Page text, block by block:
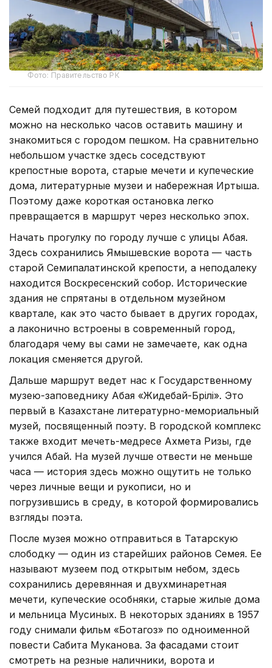
Фото: Правительство РК
Семей подходит для путешествия, в котором
можно на несколько часов оставить машину и
знакомиться с городом пешком. На сравнительно
небольшом участке здесь соседствуют
крепостные ворота, старые мечети и купеческие
дома, литературные музеи и набережная Иртыша.
Поэтому даже короткая остановка легко
превращается в маршрут через несколько эпох.
Начать прогулку по городу лучше с улицы Абая.
Здесь сохранились Ямышевские ворота — часть
старой Семипалатинской крепости, а неподалеку
находится Воскресенский собор. Исторические
здания не спрятаны в отдельном музейном
квартале, как это часто бывает в других городах,
а лаконично встроены в современный город,
благодаря чему вы сами не замечаете, как одна
локация сменяется другой.
Дальше маршрут ведет нас к Государственному
музею-заповеднику Абая «Жидебай-Бөрілі». Это
первый в Казахстане литературно-мемориальный
музей, посвященный поэту. В городской комплекс
также входит мечеть-медресе Ахмета Ризы, где
учился Абай. На музей лучше отвести не меньше
часа — история здесь можно ощутить не только
через личные вещи и рукописи, но и
погрузившись в среду, в которой формировались
взгляды поэта.
После музея можно отправиться в Татарскую
слободку — один из старейших районов Семея. Ее
называют музеем под открытым небом, здесь
сохранились деревянная и двухминаретная
мечети, купеческие особняки, старые жилые дома
и мельница Мусиных. В некоторых зданиях в 1957
году снимали фильм «Ботагоз» по одноименной
повести Сабита Муканова. За фасадами стоит
смотреть на резные наличники, ворота и